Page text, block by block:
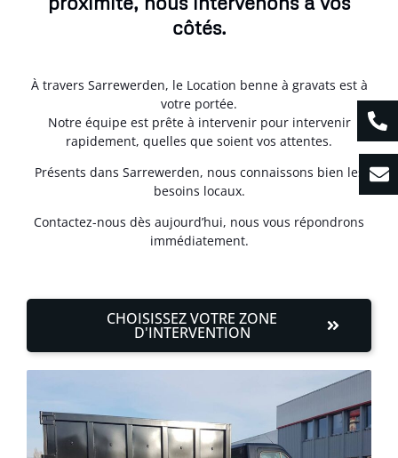
côtés.
À travers Sarrewerden, le Location benne à gravats est à
votre portée.
Notre équipe est prête à intervenir pour intervenir
rapidement, quelles que soient vos attentes.
Présents dans Sarrewerden, nous connaissons bien les
besoins locaux.
Contactez-nous dès aujourd’hui, nous vous répondrons
immédiatement.
CHOISISSEZ VOTRE ZONE
D'INTERVENTION